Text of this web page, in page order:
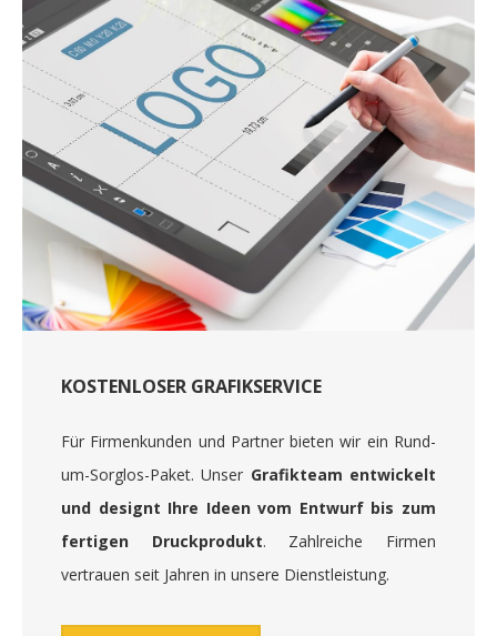
KOSTENLOSER GRAFIKSERVICE
Für Firmenkunden und Partner bieten wir ein Rund-
um-Sorglos-Paket. Unser Grafikteam entwickelt
und designt Ihre Ideen vom Entwurf bis zum
fertigen Druckprodukt. Zahlreiche Firmen
vertrauen seit Jahren in unsere Dienstleistung.